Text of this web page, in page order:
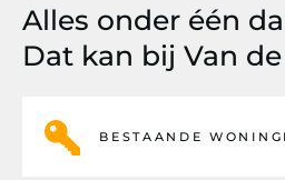
Alles onder één
Dat kan bij Van
BESTAANDE